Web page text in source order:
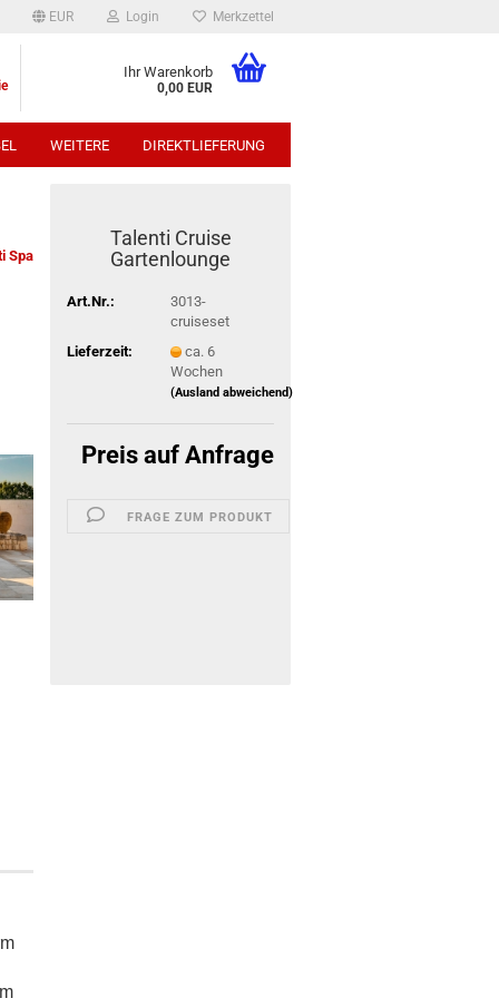
EUR Login Merkzettel
Ihr Warenkorb
0,00 EUR
DIREKTLIEFERUNG
WEITERE
Spa
Talenti Cruise
Gartenlounge
Art.Nr.:
3013-
cruiseset
Lieferzeit:
ca. 6
Wochen
(Ausland abweichend)
Preis auf Anfrage
FRAGE ZUM PRODUKT